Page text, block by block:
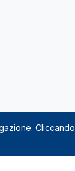
Cliccando